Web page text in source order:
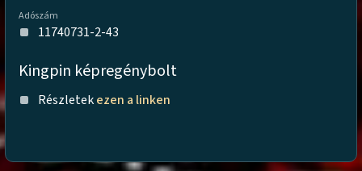
Adószám
11740731-2-43
Kingpin képregénybolt
Részletekezen a linken